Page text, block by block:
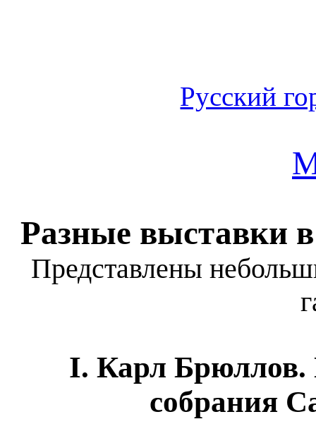
Русский
Разные выставки в
Представлены
I. Карл Брюллов.
собрания